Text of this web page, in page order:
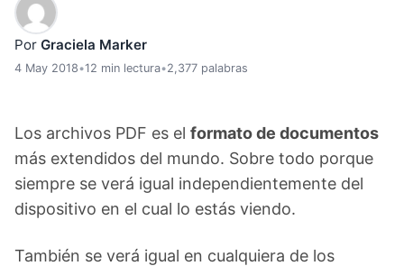
Por Graciela Marker
4 May 2018•12 min lectura•2,377 palabras
Los archivos PDF es el formato de documentos
más extendidos del mundo. Sobre todo porque
siempre se verá igual independientemente del
dispositivo en el cual lo estás viendo.
También se verá igual en cualquiera de los